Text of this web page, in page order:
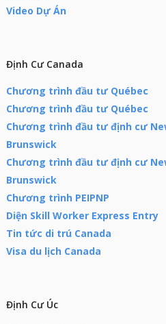
Video Dự Án
Định Cư Canada
Chương trình đầu tư Québec
Chương trình đầu tư Québec
Chương trình đầu tư định cư
Brunswick
Chương trình đầu tư định cư
Brunswick
Chương trình PEIPNP
Diện Skill Worker Express Entry
Tin tức di trú Canada
Visa du lịch Canada
Định Cư Úc